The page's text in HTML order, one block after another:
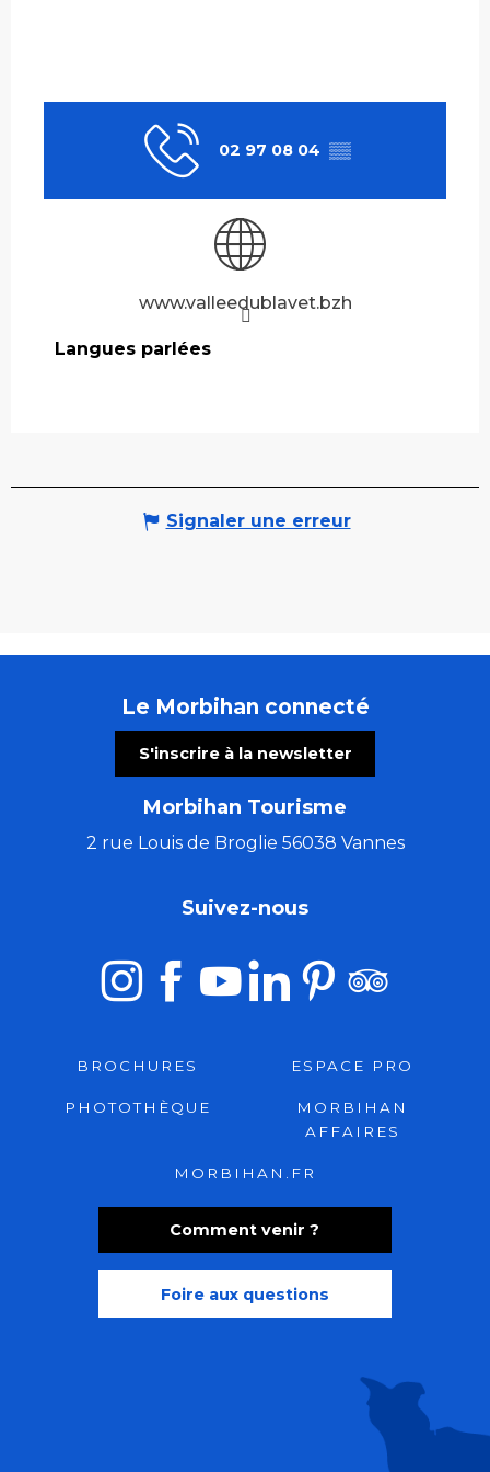
02 97 08 04 ▒▒
www.valleedublavet.bzh
Langues parlées
Langues parlées
Signaler une erreur
Le Morbihan connecté
S'inscrire à la newsletter
Morbihan Tourisme
2 rue Louis de Broglie 56038 Vannes
Comment venir ?
Foire aux questions
Suivez-nous
BROCHURES ESPACE PRO
PHOTOTHÈQUE
MORBIHAN
AFFAIRES
MORBIHAN.FR